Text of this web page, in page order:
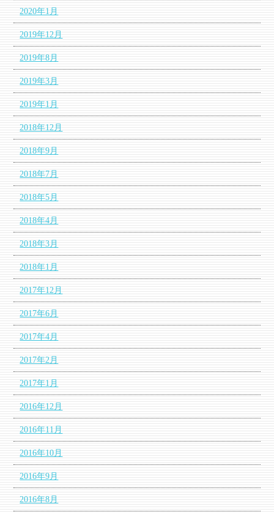
2020年1月
2019年12月
2019年8月
2019年3月
2019年1月
2018年12月
2018年9月
2018年7月
2018年5月
2018年4月
2018年3月
2018年1月
2017年12月
2017年6月
2017年4月
2017年2月
2017年1月
2016年12月
2016年11月
2016年10月
2016年9月
2016年8月